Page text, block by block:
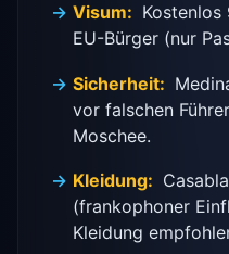
Visum: Kostenlos
EU-Bürger (nur
Sicherheit:
vor falschen
Moschee.
Kleidung:
(frankophoner
Kleidung